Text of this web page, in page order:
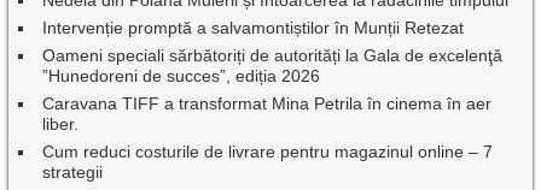
Intervenție promptă a salvamontiștilor în Munții Retezat
Oameni speciali sărbătoriți de autorități la Gala de excelenţă
”Hunedoreni de succes”, ediția 2026
Caravana TIFF a transformat Mina Petrila în cinema în aer
liber.
Cum reduci costurile de livrare pentru magazinul online – 7
strategii